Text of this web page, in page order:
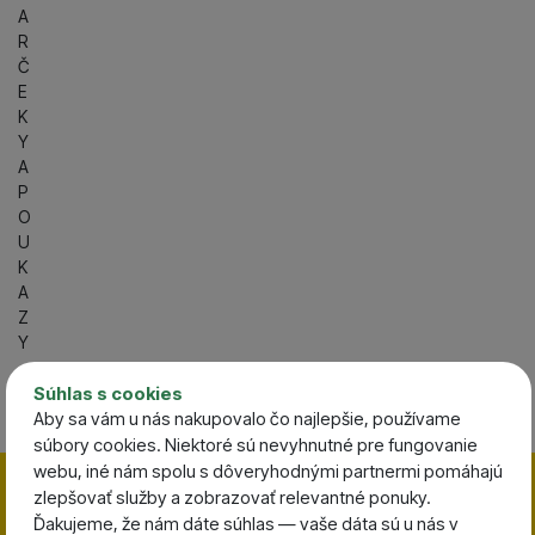
Súhlas s cookies
Aby sa vám u nás nakupovalo čo najlepšie, používame
súbory cookies. Niektoré sú nevyhnutné pre fungovanie
webu, iné nám spolu s dôveryhodnými partnermi pomáhajú
zlepšovať služby a zobrazovať relevantné ponuky.
Ďakujeme, že nám dáte súhlas — vaše dáta sú u nás v
A
R
Č
E
K
Y
A
P
O
U
K
A
Z
Y
+421 918 955 800
Po-Pia 08:00 - 19:00 |
So 08:00 - 13:00
Totálny VÝPREDAJ skladu
Zľavy končia za:1:09:56:42
Zavrieť